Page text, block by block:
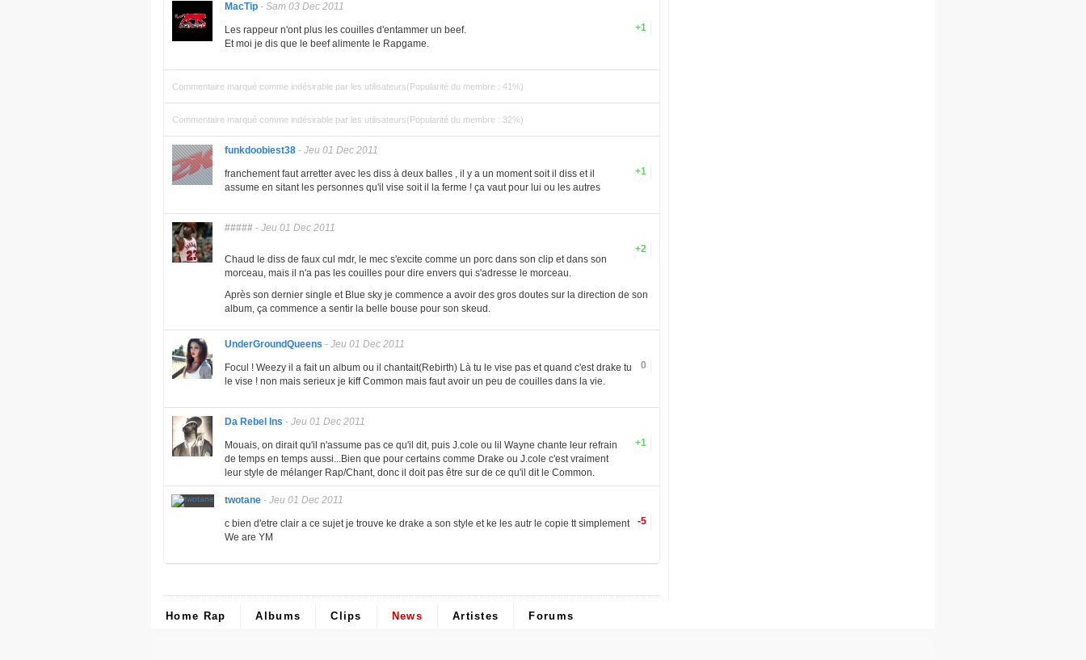
MacTip - Sam 03 Dec 2011
+1
Les rappeur n'ont plus les couilles d'entammer un beef.
Et moi je dis que le beef alimente le Rapgame.
Commentaire marqué comme indésirable par les utilisateurs(Popularité du membre : 41%)
Commentaire marqué comme indésirable par les utilisateurs(Popularité du membre : 32%)
funkdoobiest38 - Jeu 01 Dec 2011
+1
franchement faut arretter avec les diss à deux balles , il y a un moment soit il diss et il
assume en sitant les personnes qu'il vise soit il la ferme ! ça vaut pour lui ou les autres
##### - Jeu 01 Dec 2011
+2
Chaud le diss de faux cul mdr, le mec s'excite comme un porc dans son clip et dans son
morceau, mais il n'a pas les couilles pour dire envers qui s'adresse le morceau.
Après son dernier single et Blue sky je commence a avoir des gros doutes sur la direction de son
album, ça commence a sentir la belle bouse pour son skeud.
UnderGroundQueens - Jeu 01 Dec 2011
0
Focul ! Weezy il a fait un album ou il chantait(Rebirth) Là tu le vise pas et quand c'est drake tu
le vise ! non mais serieux je kiff Common mais faut avoir un peu de couilles dans la vie.
Da Rebel Ins - Jeu 01 Dec 2011
+1
Mouais, on dirait qu'il n'assume pas ce qu'il dit, puis J.cole ou lil Wayne chante leur refrain
de temps en temps aussi...Bien que pour certains comme Drake ou J.cole c'est vraiment
leur style de mélanger Rap/Chant, donc il doit pas être sur de ce qu'il dit le Common.
twotane - Jeu 01 Dec 2011
-5
c bien d'etre clair a ce sujet je trouve ke drake a son style et ke les autr le copie tt simplement
We are YM
Home Rap Albums Clips News Artistes Forums